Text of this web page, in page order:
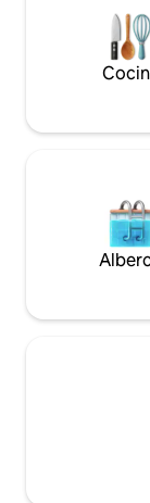
cocina está bien